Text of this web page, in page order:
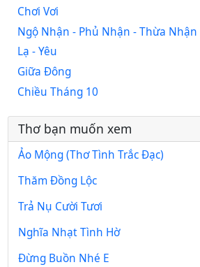
Chơi Vơi
Ngộ Nhận - Phủ Nhận - Thừa Nhận
Lạ - Yêu
Giữa Đông
Chiều Tháng 10
Thơ bạn muốn xem
Ảo Mộng (Thơ Tình Trắc Đạc)
Thăm Đồng Lộc
Trả Nụ Cười Tươi
Nghĩa Nhạt Tình Hờ
Đừng Buồn Nhé E